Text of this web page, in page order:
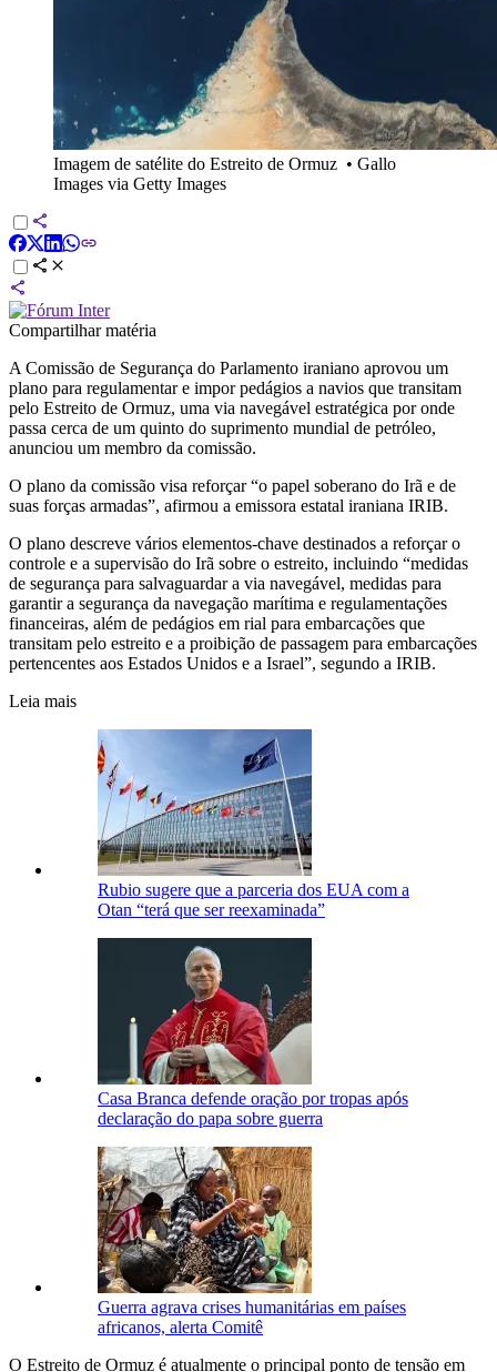
Imagem de satélite do Estreito de Ormuz • Gallo
Images via Getty Images
Compartilhar matéria
A Comissão de Segurança do Parlamento iraniano aprovou um
plano para regulamentar e impor pedágios a navios que transitam
pelo Estreito de Ormuz, uma via navegável estratégica por onde
passa cerca de um quinto do suprimento mundial de petróleo,
anunciou um membro da comissão.
O plano da comissão visa reforçar “o papel soberano do Irã e de
suas forças armadas”, afirmou a emissora estatal iraniana IRIB.
O plano descreve vários elementos-chave destinados a reforçar o
controle e a supervisão do Irã sobre o estreito, incluindo “medidas
de segurança para salvaguardar a via navegável, medidas para
garantir a segurança da navegação marítima e regulamentações
financeiras, além de pedágios em rial para embarcações que
transitam pelo estreito e a proibição de passagem para embarcações
pertencentes aos Estados Unidos e a Israel”, segundo a IRIB.
Leia mais
Rubio sugere que a parceria dos EUA com a
Otan “terá que ser reexaminada”
Casa Branca defende oração por tropas após
declaração do papa sobre guerra
Guerra agrava crises humanitárias em países
africanos, alerta Comitê
O Estreito de Ormuz é atualmente o principal ponto de tensão em